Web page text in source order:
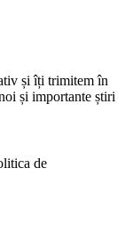
și îți trimitem în
și importante știri
de